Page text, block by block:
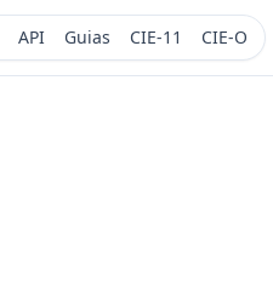
API Guias CIE-11 CIE-O